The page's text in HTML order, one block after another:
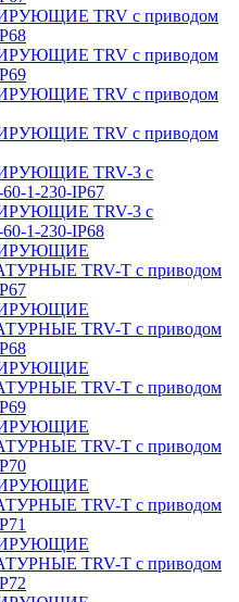
TRV с приводом
TRV с приводом
TRV с приводом
TRV с приводом
TRV-3 с
1-230-IP67
TRV-3 с
1-230-IP68
TRV-T с приводом
TRV-T с приводом
TRV-T с приводом
TRV-T с приводом
TRV-T с приводом
TRV-T с приводом